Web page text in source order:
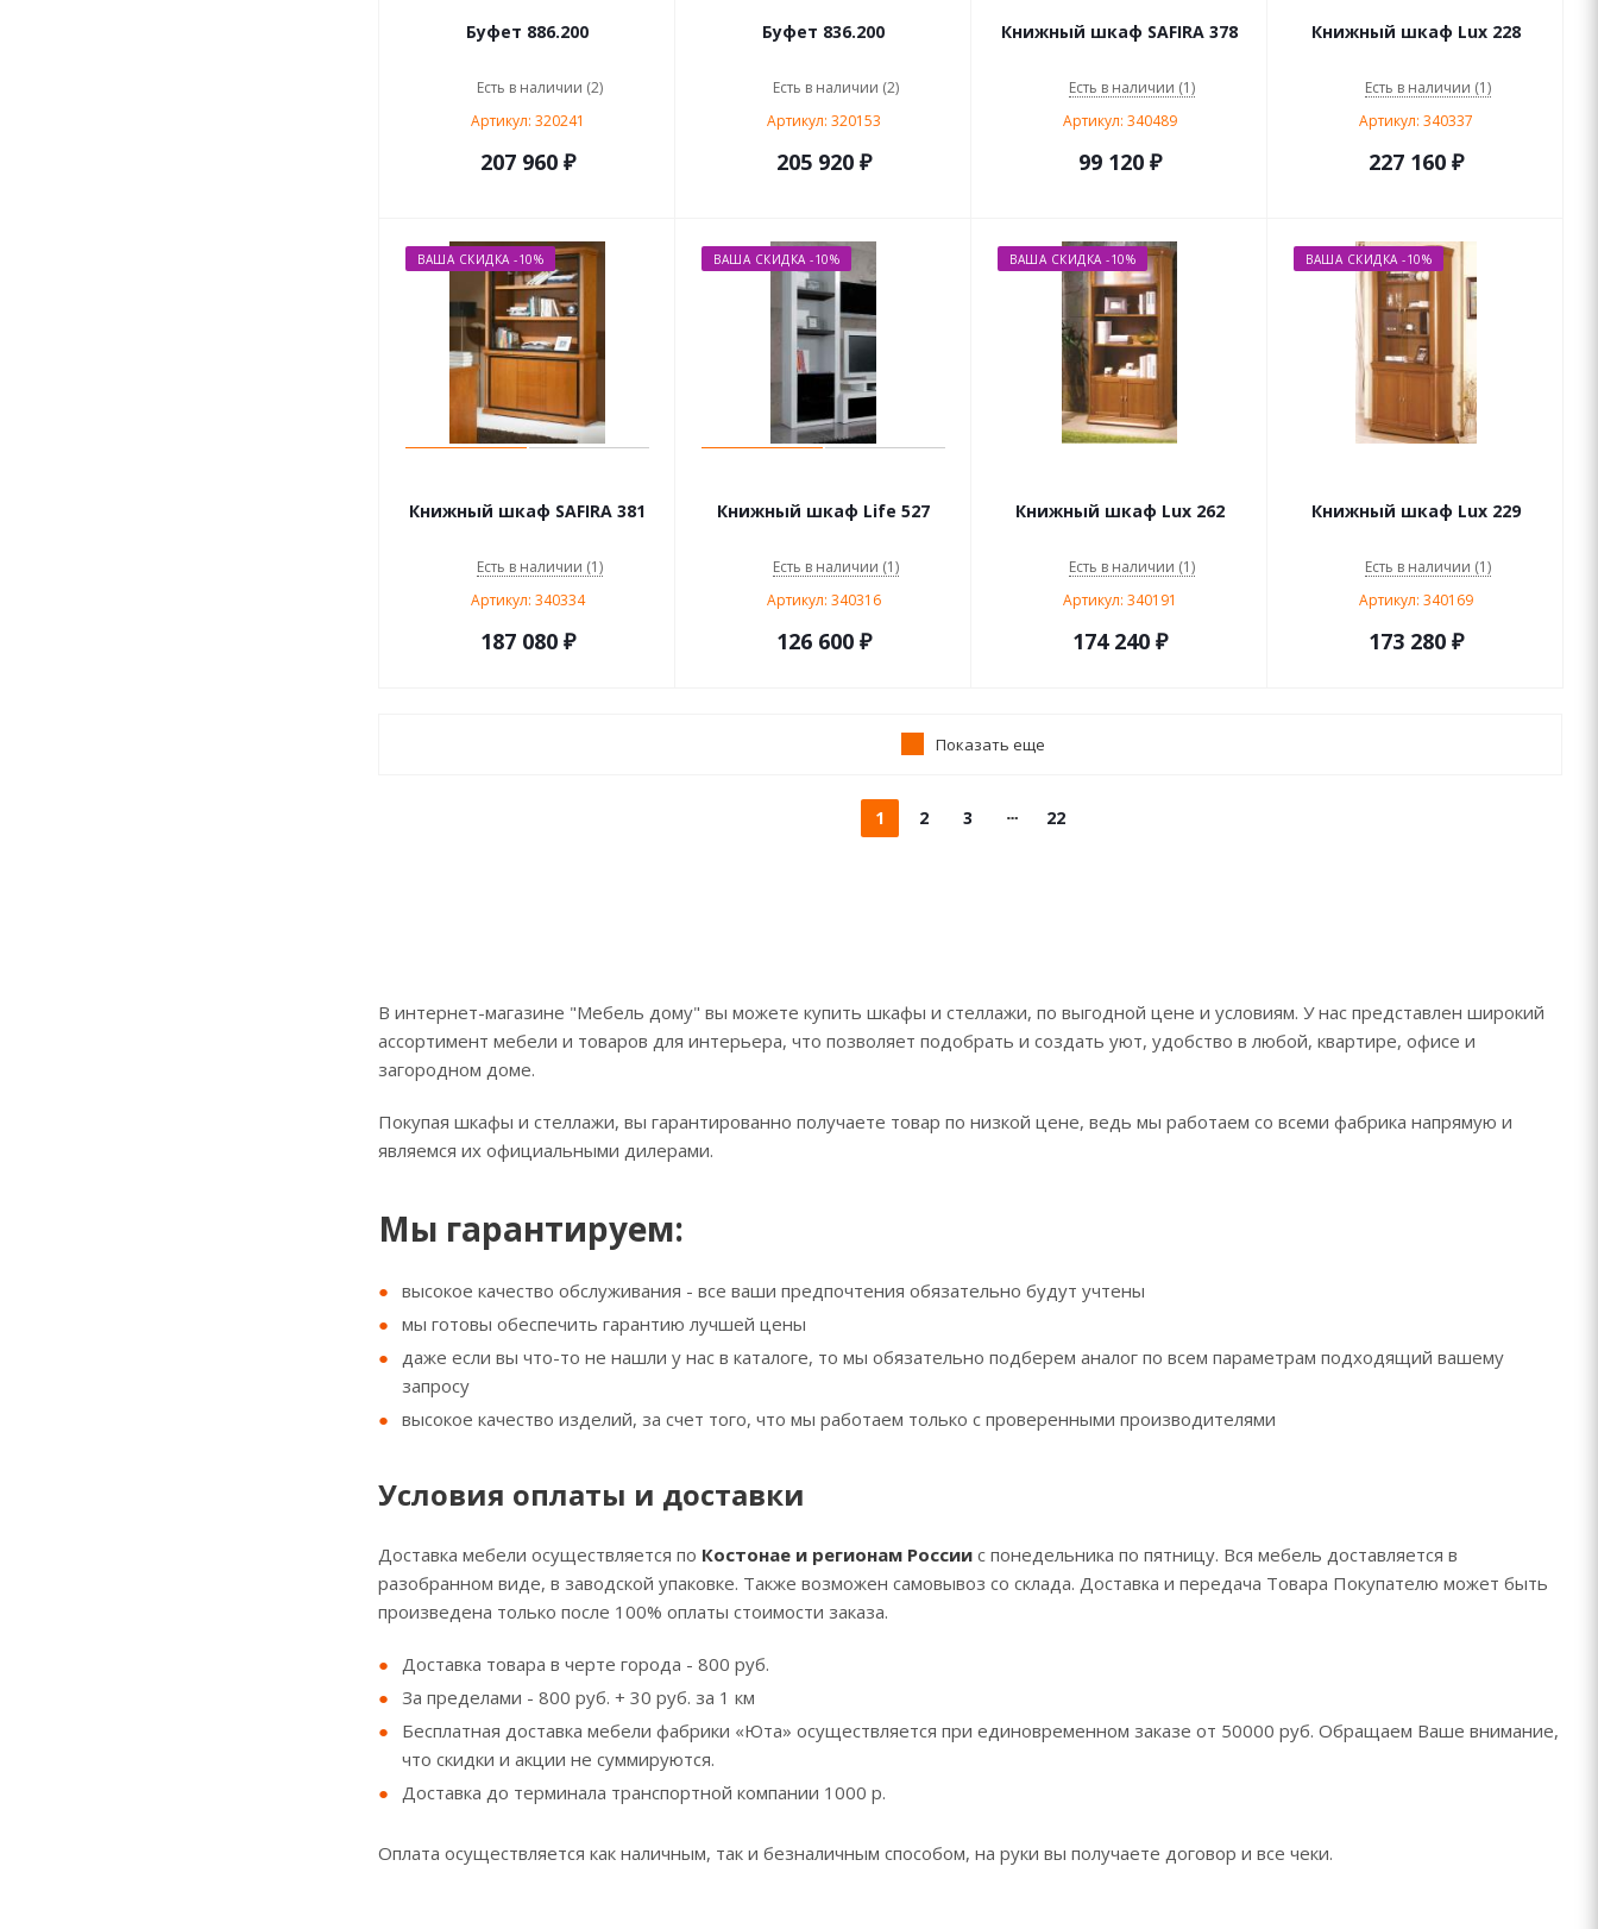
Буфет 886.200
Есть в наличии (2)
Артикул: 320241
207 960 ₽
Буфет 836.200
Есть в наличии (2)
Артикул: 320153
205 920 ₽
Книжный шкаф SAFIRA 378
Есть в наличии (1)
Артикул: 340489
99 120₽
Книжный шкаф Lux 228
Есть в наличии (1)
Артикул: 340337
227 160₽
ВАША СКИДКА -10%
Книжный шкаф SAFIRA 381
Есть в наличии (1)
Артикул: 340334
187 080₽
ВАША СКИДКА -10%
Книжный шкаф Life 527
Есть в наличии (1)
Артикул: 340316
126 600₽
ВАША СКИДКА -10%
Книжный шкаф Lux 262
Есть в наличии (1)
Артикул: 340191
174 240₽
ВАША СКИДКА -10%
Книжный шкаф Lux 229
Есть в наличии (1)
Артикул: 340169
173 280₽
Показать еще
1 2 3 22
В интернет-магазине "Мебель дому" вы можете купить шкафы и стеллажи, по выгодной цене и условиям. У нас представлен широкий
ассортимент мебели и товаров для интерьера, что позволяет подобрать и создать уют, удобство в любой, квартире, офисе и
загородном доме.
Покупая шкафы и стеллажи, вы гарантированно получаете товар по низкой цене, ведь мы работаем со всеми фабрика напрямую и
являемся их официальными дилерами.
Мы гарантируем:
высокое качество обслуживания - все ваши предпочтения обязательно будут учтены
мы готовы обеспечить гарантию лучшей цены
даже если вы что-то не нашли у нас в каталоге, то мы обязательно подберем аналог по всем параметрам подходящий вашему
запросу
высокое качество изделий, за счет того, что мы работаем только с проверенными производителями
Условия оплаты и доставки
Доставка мебели осуществляется по Костонае и регионам России с понедельника по пятницу. Вся мебель доставляется в
разобранном виде, в заводской упаковке. Также возможен самовывоз со склада. Доставка и передача Товара Покупателю может быть
произведена только после 100% оплаты стоимости заказа.
Доставка товара в черте города - 800 руб.
За пределами - 800 руб. + 30 руб. за 1 км
Бесплатная доставка мебели фабрики «Юта» осуществляется при единовременном заказе от 50000 руб. Обращаем Ваше внимание,
что скидки и акции не суммируются.
Доставка до терминала транспортной компании 1000 р.
Оплата осуществляется как наличным, так и безналичным способом, на руки вы получаете договор и все чеки.